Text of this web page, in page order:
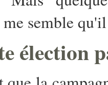
semble
élection